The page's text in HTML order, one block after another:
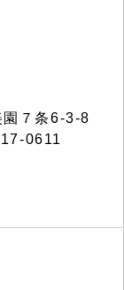
７条6-3-8
0611